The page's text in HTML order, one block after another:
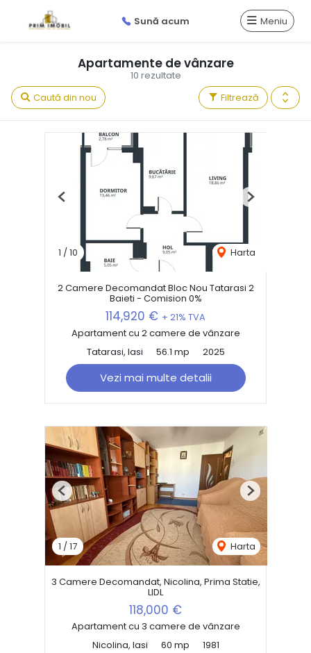
Sună acum Meniu
10 rezultate
Apartamente de vânzare
Filtrează
Caută din nou
1 /10 Harta
Previous Next
2 Camere Decomandat Bloc Nou Tatarasi 2
Baieti - Comision 0%
114,920 € + 21% TVA
Apartament cu 2 camere de vânzare
Tatarasi, Iasi
56.1 mp 2025
Vezi mai multe detalii
1 /17 Harta
Previous Next
3 Camere Decomandat, Nicolina, Prima Statie,
LIDL
118,000 €
Apartament cu 3 camere de vânzare
Nicolina, Iasi
60 mp 1981